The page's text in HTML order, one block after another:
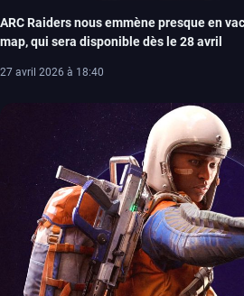
ARC Raiders nous emmène presque en
map, qui sera disponible dès le 28 avril
27 avril 2026 à 18:40